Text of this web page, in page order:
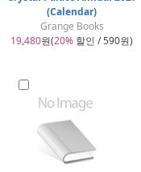
(Calendar)
Grange Books
19,480원(20% 할인 / 590원)